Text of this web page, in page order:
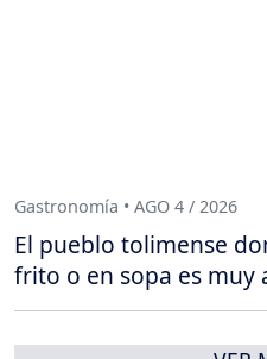
Gastronomía • AGO 4 / 2026
El pueblo tolimense
frito o en sopa es muy